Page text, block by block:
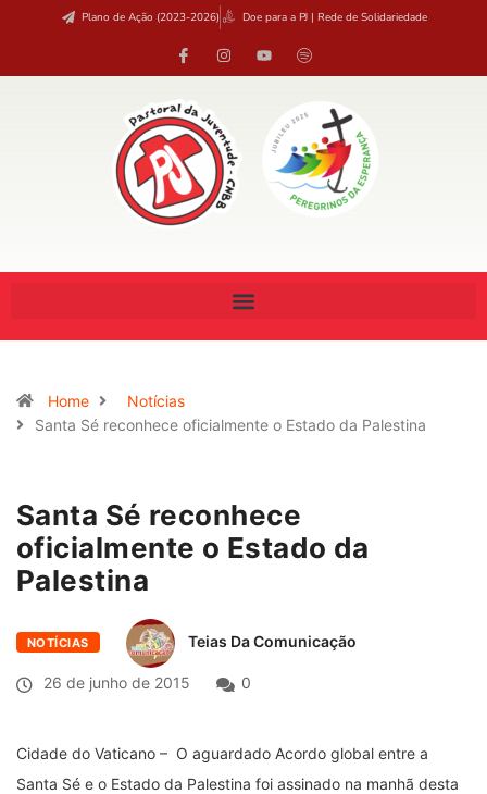
Plano de Ação (2023-2026) Doe para a PJ | Rede de Solidariedade
Home
Notícias
Santa Sé reconhece oficialmente o Estado da Palestina
Santa Sé reconhece
oficialmente o Estado da
Palestina
NOTÍCIAS Teias Da Comunicação
26 de junho de 2015 0
Cidade do Vaticano – O aguardado Acordo global entre a
Santa Sé e o Estado da Palestina foi assinado na manhã desta